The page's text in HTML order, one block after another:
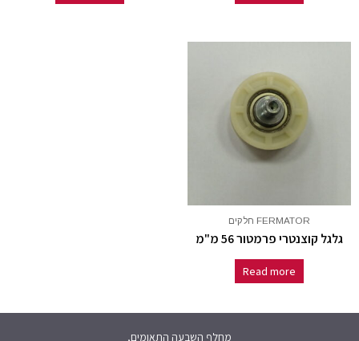
FERMATOR חלקים
גלגל קוצנטרי פרמטור 56 מ"מ
Read more
מחלף השבעה התאומים,